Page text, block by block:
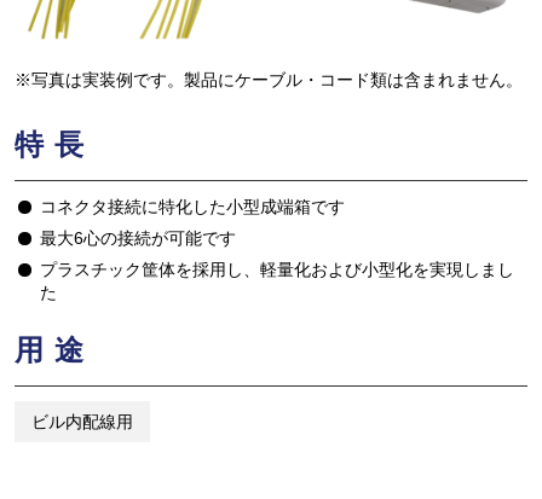
※写真は実装例です。製品にケーブル・コード類は含まれません。
特長
コネクタ接続に特化した小型成端箱です
最大6心の接続が可能です
プラスチック筐体を採用し、軽量化および小型化を実現しまし
た
用途
ビル内配線用